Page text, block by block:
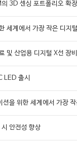
3D 센싱 포트폴리오 확장
세계에서 가장 작은 디지
및 산업용 디지털 X선 장
LED 출시
을 위한 세계에서 가장 작
안전성 향상